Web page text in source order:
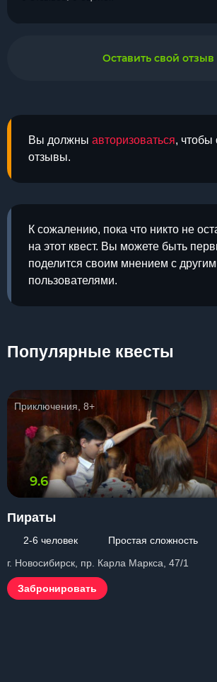
Вы должны авторизоваться, чтобы
отзывы.
К сожалению, пока что никто не
на этот квест. Вы можете быть
поделится своим мнением с
пользователями.
Оставить свой отзыв
Популярные квесты
Приключения, 8+
9.6
Пираты
2-6 человек
Простая сложность
г. Новосибирск, пр. Карла Маркса, 47/1
Забронировать